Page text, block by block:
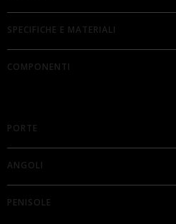
SPECIFICHE E MATERIALI
COMPONENTI
PORTE
ANGOLI
PENISOLE